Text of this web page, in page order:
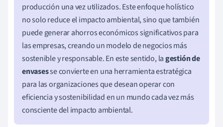
producción una vez utilizados. Este enfoque holístico
no solo reduce el impacto ambiental, sino que también
puede generar ahorros económicos significativos para
las empresas, creando un modelo de negocios más
sostenible y responsable. En este sentido, lagestión de
envasesse convierte en una herramienta estratégica
para las organizaciones que desean operar con
eficiencia y sostenibilidad en un mundo cada vez más
consciente del impacto ambiental.